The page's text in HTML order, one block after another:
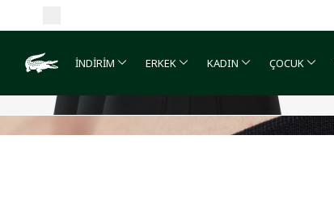
İNDİRİM ERKEK KADIN ÇOCUK